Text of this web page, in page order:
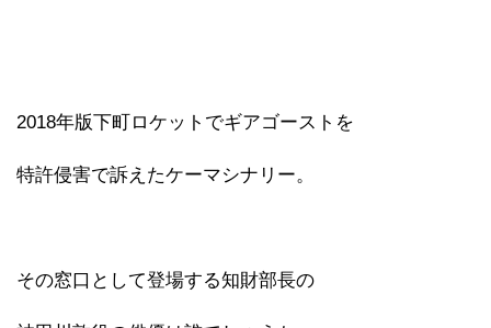
2018年版下町ロケットでギアゴーストを
特許侵害で訴えたケーマシナリー。
その窓口として登場する知財部長の